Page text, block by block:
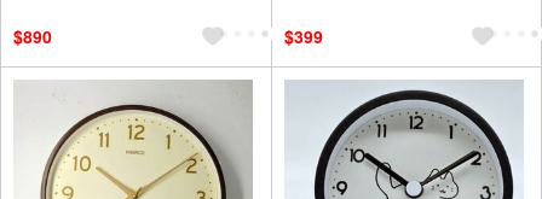
$890 $399